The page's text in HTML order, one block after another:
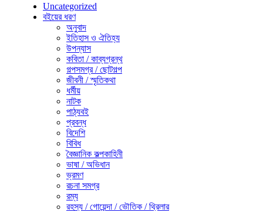
Uncategorized
বইয়ের ধরণ
অনুবাদ
ইতিহাস ও ঐতিহ্য
উপন্যাস
কবিতা / কাব্যগ্রন্থ
গল্পসমগ্র / ছোটগল্প
জীবনী / স্মৃতিকথা
ধর্মীয়
নাটক
পাঠ্যবই
প্রবন্ধ
বিদেশি
বিবিধ
বৈজ্ঞানিক কল্পকাহিনী
ভাষা / অভিধান
ভ্রমণ
রচনা সমগ্র
রম্য
রহস্য / গোয়েন্দা / ভৌতিক / থ্রিলার